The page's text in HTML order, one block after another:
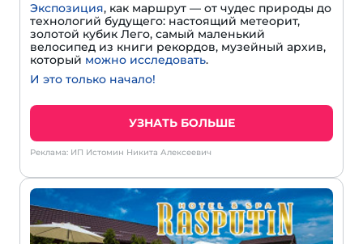
Экспозиция, как маршрут — от чудес природы до
технологий будущего: настоящий метеорит,
золотой кубик Лего, самый маленький
велосипед из книги рекордов, музейный архив,
который можно исследовать.
И это только начало!
УЗНАТЬ БОЛЬШЕ
Реклама: ИП Истомин Никита Алексеевич